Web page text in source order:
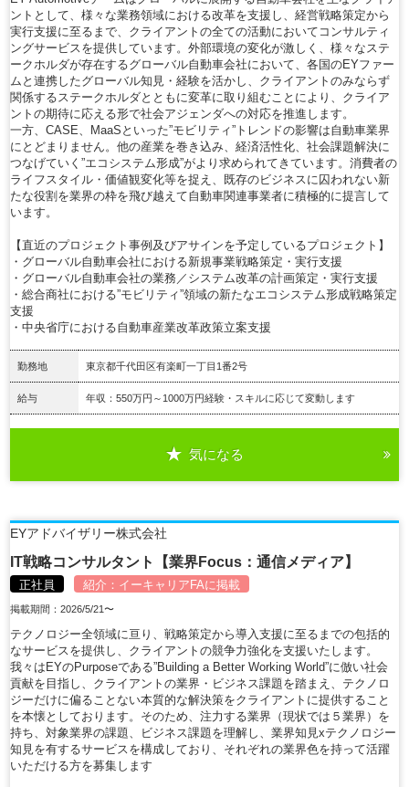
ントとして、様々な業務領域における改革を支援し、経営戦略策定から
実行支援に至るまで、クライアントの全ての活動においてコンサルティ
ングサービスを提供しています。外部環境の変化が激しく、様々なステ
ークホルダが存在するグローバル自動車会社において、各国のEYファー
ムと連携したグローバル知見・経験を活かし、クライアントのみならず
関係するステークホルダとともに変革に取り組むことにより、クライア
ントの期待に応える形で社会アジェンダへの対応を推進します。
一方、CASE、MaaSといった”モビリティ”トレンドの影響は自動車業界
にとどまりません。他の産業を巻き込み、経済活性化、社会課題解決に
つなげていく”エコシステム形成”がより求められてきています。消費者の
ライフスタイル・価値観変化等を捉え、既存のビジネスに囚われない新
たな役割を業界の枠を飛び越えて自動車関連事業者に積極的に提言して
います。
【直近のプロジェクト事例及びアサインを予定しているプロジェクト】
・グローバル自動車会社における新規事業戦略策定・実行支援
・グローバル自動車会社の業務／システム改革の計画策定・実行支援
・総合商社における”モビリティ”領域の新たなエコシステム形成戦略策定
支援
・中央省庁における自動車産業改革政策立案支援
勤務地 東京都千代田区有楽町一丁目1番2号
給与 年収：550万円～1000万円経験・スキルに応じて変動します
気になる
EYアドバイザリー株式会社
IT戦略コンサルタント【業界Focus：通信メディア】
正社員 紹介： イーキャリアFAに掲載
掲載期間：2026/5/21〜
テクノロジー全領域に亘り、戦略策定から導入支援に至るまでの包括的
なサービスを提供し、クライアントの競争力強化を支援いたします。
我々はEYのPurposeである”Building a Better Working World”に倣い社会
貢献を目指し、クライアントの業界・ビジネス課題を踏まえ、テクノロ
ジーだけに偏ることない本質的な解決策をクライアントに提供すること
を本懐としております。そのため、注力する業界（現状では５業界）を
持ち、対象業界の課題、ビジネス課題を理解し、業界知見xテクノロジー
知見を有するサービスを構成しており、それぞれの業界色を持って活躍
いただける方を募集します